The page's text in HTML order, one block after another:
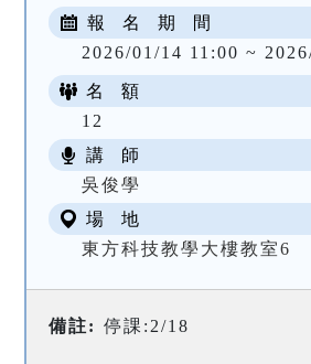
報 名 期 間
2026/01/14 11:00 ~
名 額
12
講 師
吳俊學
場 地
東方科技教學大樓教室6
備註: 停課:2/18